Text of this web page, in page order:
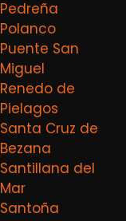
Pedreña
Polanco
Puente San
Miguel
Renedo de
Pielagos
Santa Cruz de
Bezana
Santillana del
Mar
Santoña